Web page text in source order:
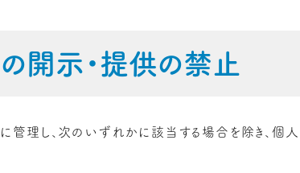
開示・提供の禁止
管理し、次のいずれかに該当する場合を除き、個人